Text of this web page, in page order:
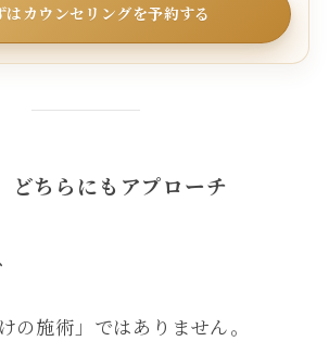
はカウンセリングを予約する
どちらにもアプローチ
の施術」ではありません。